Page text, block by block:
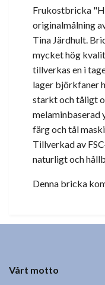
Frukostbricka
originalmålning
Tina Järdhult.
mycket hög
tillverkas en i
lager björkfaner
starkt och tåligt
melaminbaserad
färg och tål
Tillverkad av
naturligt och
Denna bricka
Vårt motto